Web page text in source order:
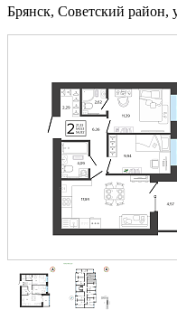
Брянск, Советский район,